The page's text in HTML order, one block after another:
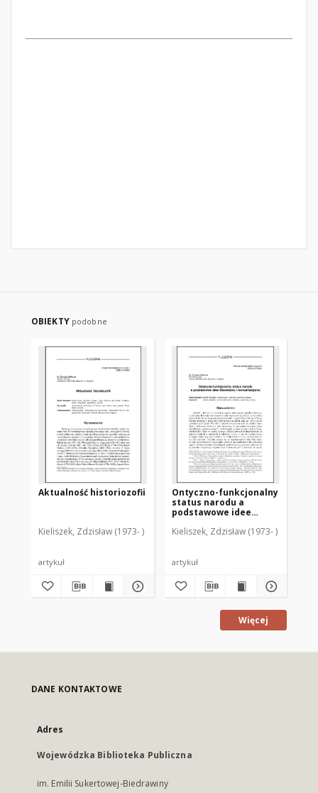
OBIEKTY podobne
Aktualność historiozofii
Kieliszek, Zdzisław (1973- )
artykuł
Ontyczno-funkcjonalny
status narodu a
podstawowe idee
komunitaryzmu
Kieliszek, Zdzisław (1973- )
artykuł
Więcej
DANE KONTAKTOWE
Adres
Wojewódzka Biblioteka Publiczna
im. Emilii Sukertowej-Biedrawiny